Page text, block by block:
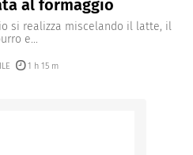
al formaggio
si realizza miscelando il latte, il
e...
1 h 15 m